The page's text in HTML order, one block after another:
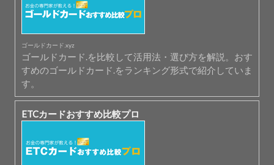
ゴールドカード.xyz
ゴールドカード.を比較して活用法・選び方を解説。おす
すめのゴールドカード.をランキング形式で紹介していま
す。
ETCカードおすすめ比較プロ